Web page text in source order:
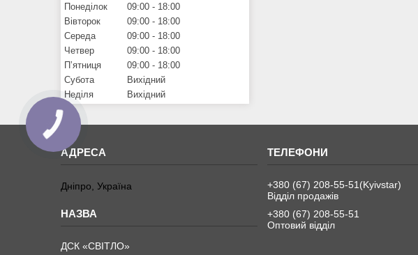
Понеділок 09:00
18:00
Вівторок
09:00
18:00
Середа
09:00
18:00
Четвер
09:00
18:00
Пʼятниця
09:00
18:00
Субота
Вихідний
Неділя
Вихідний
Дніпро, Україна
ДСК «СВІТЛО»
+380 (67) 208-55-51 Kyivstar
Відділ продажів
+380 (67) 208-55-51
Оптовий відділ